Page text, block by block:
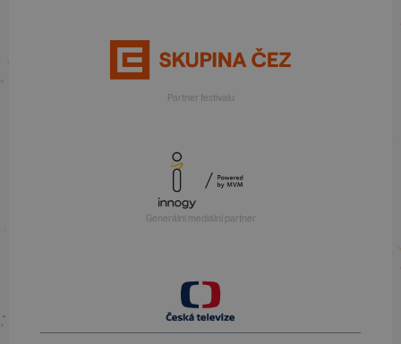
Partner festivalu
Generální mediální partner